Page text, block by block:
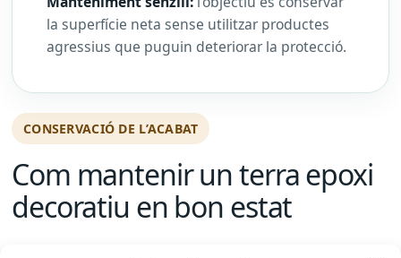
la superfície neta sense utilitzar productes
agressius que puguin deteriorar la protecció.
CONSERVACIÓ DE L’ACABAT
Com mantenir un terra epoxi
decoratiu en bon estat